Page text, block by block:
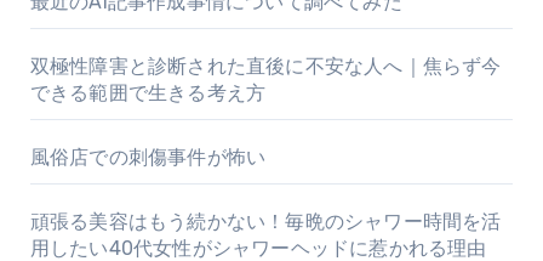
双極性障害と診断された直後に不安な人へ｜焦らず今
できる範囲で生きる考え方
風俗店での刺傷事件が怖い
頑張る美容はもう続かない！毎晩のシャワー時間を活
用したい40代女性がシャワーヘッドに惹かれる理由